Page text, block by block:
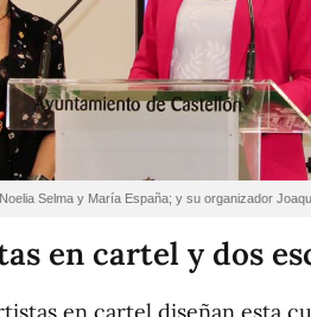
Selma y María España; y su organizador
en cartel y dos
en cartel diseñan esta